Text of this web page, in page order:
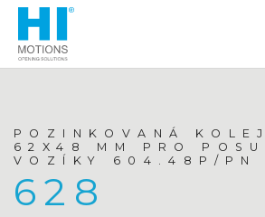
POZINKOVANÁ
62X48 MM PRO
VOZÍKY 604.48P/PN
628